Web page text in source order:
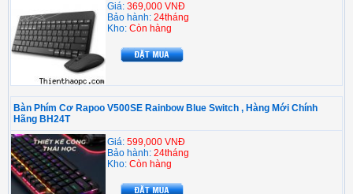
Giá: 369,000 VNĐ
Bảo hành: 24tháng
Kho: Còn hàng
Bàn Phím Cơ Rapoo V500SE Rainbow Blue Switch , Hàng Mới Chính
Hãng BH24T
Giá: 599,000 VNĐ
Bảo hành: 24tháng
Kho: Còn hàng